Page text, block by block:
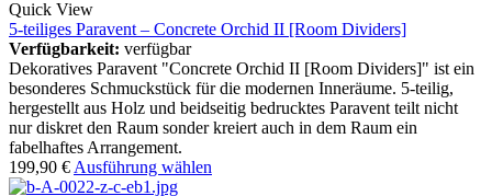
Quick View
5-teiliges Paravent – Concrete Orchid II [Room Dividers]
Verfügbarkeit: verfügbar
Dekoratives Paravent "Concrete Orchid II [Room Dividers]" ist ein
besonderes Schmuckstück für die modernen Inneräume. 5-teilig,
hergestellt aus Holz und beidseitig bedrucktes Paravent teilt nicht
nur diskret den Raum sonder kreiert auch in dem Raum ein
fabelhaftes Arrangement.
199,90 € Ausführung wählen